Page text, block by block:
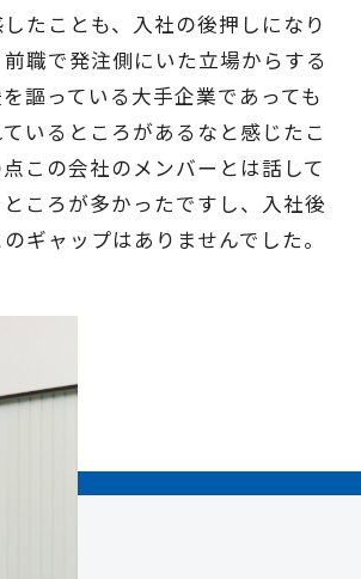
たことも、入社の後押しになり
職で発注側にいた立場からする
謳っている大手企業であっても
いるところがあるなと感じたこ
この会社のメンバーとは話して
ころが多かったですし、入社後
ギャップはありませんでした。